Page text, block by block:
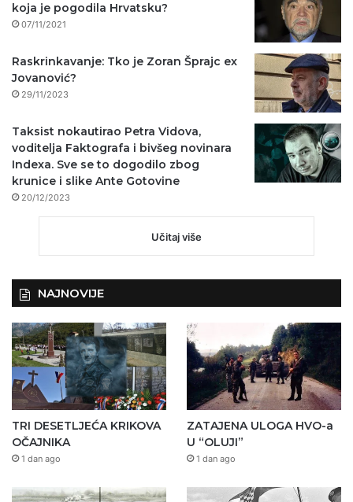
koja je pogodila Hrvatsku?
07/11/2021
Raskrinkavanje: Tko je Zoran Šprajc ex
Jovanović?
29/11/2023
Taksist nokautirao Petra Vidova,
voditelja Faktografa i bivšeg novinara
Indexa. Sve se to dogodilo zbog
krunice i slike Ante Gotovine
20/12/2023
Učitaj više
NAJNOVIJE
TRI DESETLJEĆA KRIKOVA
OČAJNIKA
1 dan ago
ZATAJENA ULOGA HVO-a
U “OLUJI”
1 dan ago